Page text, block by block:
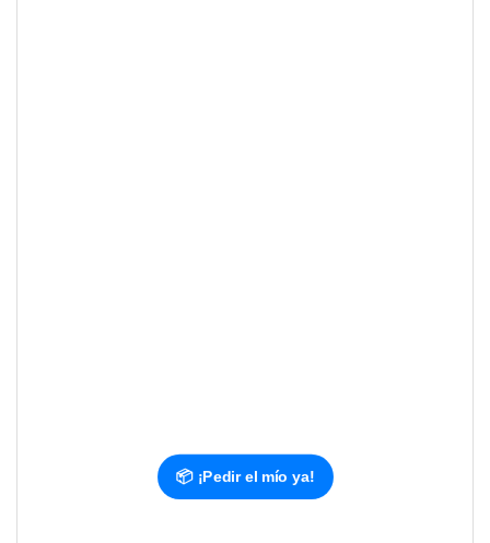
📦 ¡Pedir el mío ya!